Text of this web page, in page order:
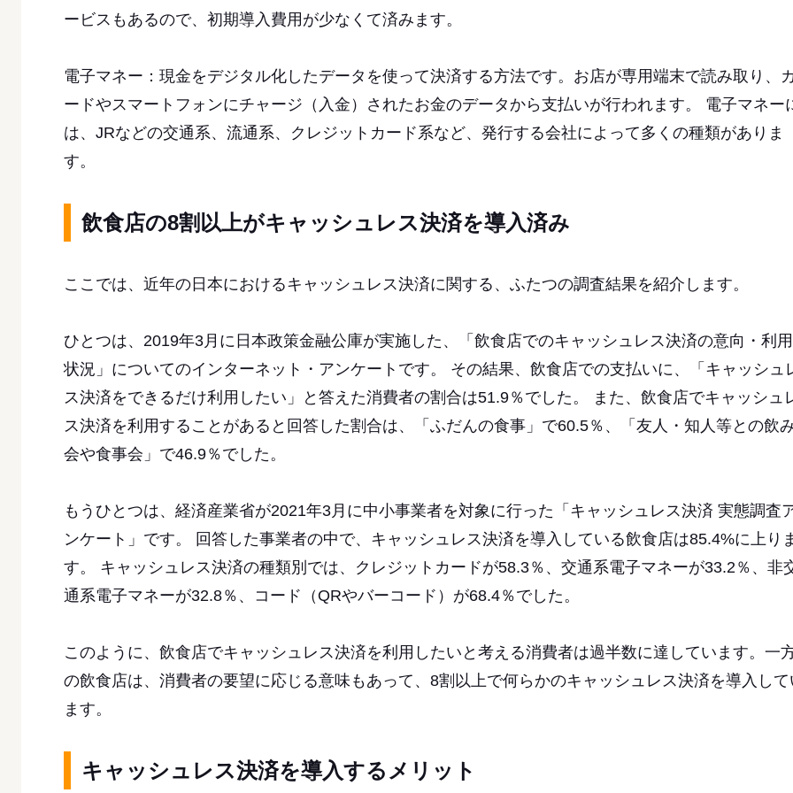
ービスもあるので、初期導入費用が少なくて済みます。
電子マネー：現金をデジタル化したデータを使って決済する方法です。お店が専用端末で読み取り、
ードやスマートフォンにチャージ（入金）されたお金のデータから支払いが行われます。 電子マネー
は、JRなどの交通系、流通系、クレジットカード系など、発行する会社によって多くの種類がありま
す。
飲食店の8割以上がキャッシュレス決済を導入済み
ここでは、近年の日本におけるキャッシュレス決済に関する、ふたつの調査結果を紹介します。
ひとつは、2019年3月に日本政策金融公庫が実施した、「飲食店でのキャッシュレス決済の意向・利用
状況」についてのインターネット・アンケートです。 その結果、飲食店での支払いに、「キャッシュ
ス決済をできるだけ利用したい」と答えた消費者の割合は51.9％でした。 また、飲食店でキャッシュ
ス決済を利用することがあると回答した割合は、「ふだんの食事」で60.5％、「友人・知人等との飲
会や食事会」で46.9％でした。
もうひとつは、経済産業省が2021年3月に中小事業者を対象に行った「キャッシュレス決済 実態調査
ンケート」です。 回答した事業者の中で、キャッシュレス決済を導入している飲食店は85.4%に上り
す。 キャッシュレス決済の種類別では、クレジットカードが58.3％、交通系電子マネーが33.2％、非
通系電子マネーが32.8％、コード（QRやバーコード）が68.4％でした。
このように、飲食店でキャッシュレス決済を利用したいと考える消費者は過半数に達しています。一
の飲食店は、消費者の要望に応じる意味もあって、8割以上で何らかのキャッシュレス決済を導入して
ます。
キャッシュレス決済を導入するメリット